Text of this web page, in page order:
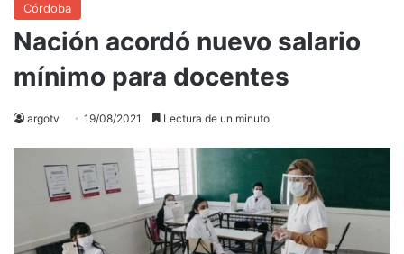
Córdoba
Nación acordó nuevo salario
mínimo para docentes
argotv 19/08/2021 Lectura de un minuto